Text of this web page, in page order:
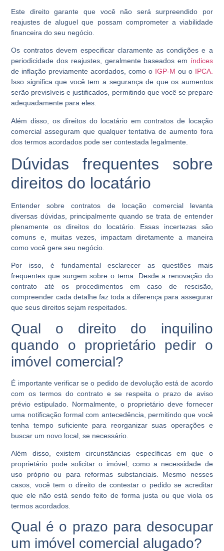
Este direito garante que você não será surpreendido por
reajustes de aluguel que possam comprometer a viabilidade
financeira do seu negócio.
Os contratos devem especificar claramente as condições e a
periodicidade dos reajustes, geralmente baseados em índices
de inflação previamente acordados, como o IGP-M ou o IPCA.
Isso significa que você tem a segurança de que os aumentos
serão previsíveis e justificados, permitindo que você se prepare
adequadamente para eles.
Além disso, os direitos do locatário em contratos de locação
comercial asseguram que qualquer tentativa de aumento fora
dos termos acordados pode ser contestada legalmente.
Dúvidas frequentes sobre
direitos do locatário
Entender sobre contratos de locação comercial levanta
diversas dúvidas, principalmente quando se trata de entender
plenamente os direitos do locatário. Essas incertezas são
comuns e, muitas vezes, impactam diretamente a maneira
como você gere seu negócio.
Por isso, é fundamental esclarecer as questões mais
frequentes que surgem sobre o tema. Desde a renovação do
contrato até os procedimentos em caso de rescisão,
compreender cada detalhe faz toda a diferença para assegurar
que seus direitos sejam respeitados.
Qual o direito do inquilino
quando o proprietário pedir o
imóvel comercial?
É importante verificar se o pedido de devolução está de acordo
com os termos do contrato e se respeita o prazo de aviso
prévio estipulado. Normalmente, o proprietário deve fornecer
uma notificação formal com antecedência, permitindo que você
tenha tempo suficiente para reorganizar suas operações e
buscar um novo local, se necessário.
Além disso, existem circunstâncias específicas em que o
proprietário pode solicitar o imóvel, como a necessidade de
uso próprio ou para reformas substanciais. Mesmo nesses
casos, você tem o direito de contestar o pedido se acreditar
que ele não está sendo feito de forma justa ou que viola os
termos acordados.
Qual é o prazo para desocupar
um imóvel comercial alugado?